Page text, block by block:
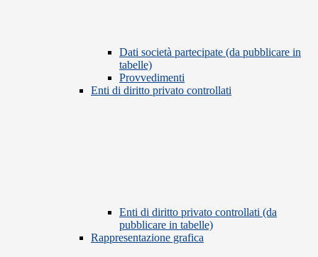
Dati società partecipate (da pubblicare in
tabelle)
Provvedimenti
Enti di diritto privato controllati
Enti di diritto privato controllati (da
pubblicare in tabelle)
Rappresentazione grafica